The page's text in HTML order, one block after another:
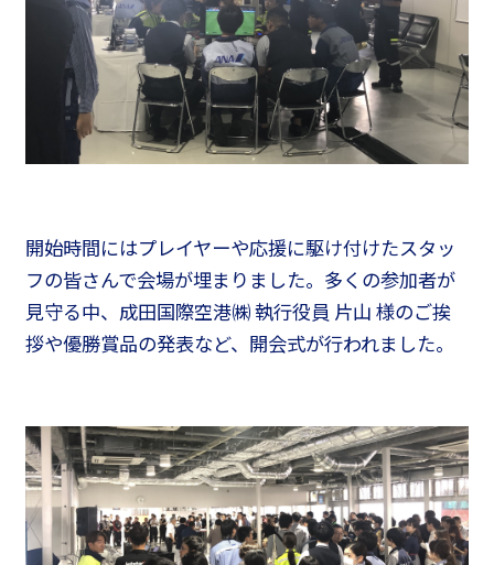
開始時間にはプレイヤーや応援に駆け付けたスタッ
フの皆さんで会場が埋まりました。多くの参加者が
見守る中、成田国際空港㈱ 執行役員 片山 様のご挨
拶や優勝賞品の発表など、開会式が行われました。